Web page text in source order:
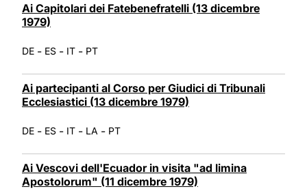
Ai Capitolari dei Fatebenefratelli (13 dicembre
1979)
DE - ES - IT - PT
Ai partecipanti al Corso per Giudici di Tribunali
Ecclesiastici (13 dicembre 1979)
DE - ES - IT - LA - PT
Ai Vescovi dell'Ecuador in visita "ad limina
Apostolorum" (11 dicembre 1979)